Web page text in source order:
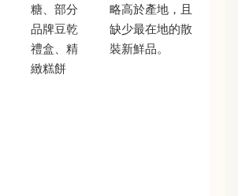
糖、部分
品牌豆乾
禮盒、精
緻糕餅
略高於產地，且
缺少最在地的散
裝新鮮品。